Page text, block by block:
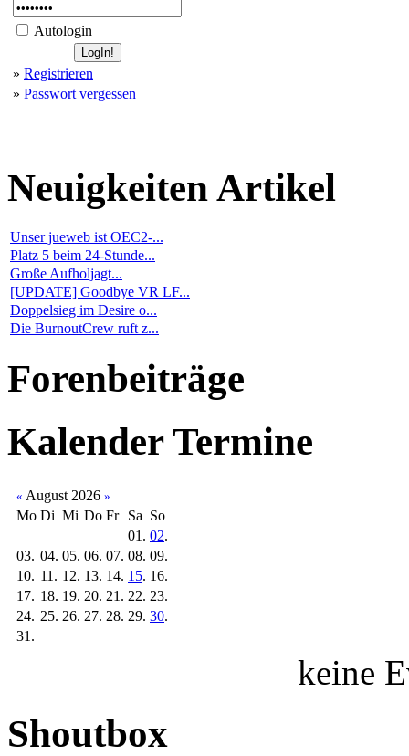
Autologin
» Registrieren
» Passwort vergessen
NeuigkeitenArtikel
Unser jueweb ist OEC2-...
Platz 5 beim 24-Stunde...
Große Aufholjagt...
[UPDATE] Goodbye VR LF...
Doppelsieg im Desire o...
Die BurnoutCrew ruft z...
Forenbeiträge
Kalender Termine
« August 2026 »
Mo Di Mi Do Fr Sa So
01. 02.
03. 04. 05. 06. 07. 08. 09.
10. 11. 12. 13. 14. 15. 16.
17. 18. 19. 20. 21. 22. 23.
24. 25. 26. 27. 28. 29. 30.
31.
keine
Shoutbox